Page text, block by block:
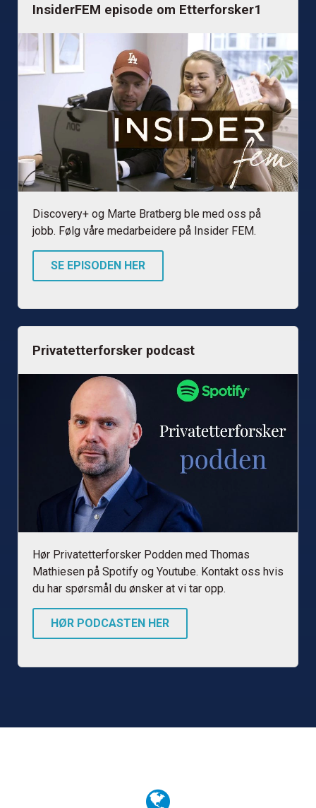
InsiderFEM episode om Etterforsker1
Discovery+ og Marte Bratberg ble med oss på
jobb. Følg våre medarbeidere på Insider FEM.
SE EPISODEN HER
Privatetterforsker podcast
Hør Privatetterforsker Podden med Thomas
Mathiesen på Spotify og Youtube. Kontakt oss hvis
du har spørsmål du ønsker at vi tar opp.
HØR PODCASTEN HER